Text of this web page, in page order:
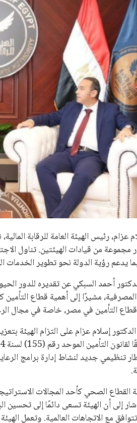
عزام، رئيس الهيئة العامة للرقابة
من قيادات الهيئتين. تناول
رؤية الدولة نحو تطوير الخدمات
أحمد السبكي عن تقديره للدور
المصرفية، مشيرًا إلى أهمية قطاع
التأمين في مصر، خاصة في مجال
إسلام عزام على التزام الهيئة
الصحي كأحد المجالات
إلى أن الهيئة تسعى دائمًا إلى
مع الاتجاهات العالمية. وتعمل